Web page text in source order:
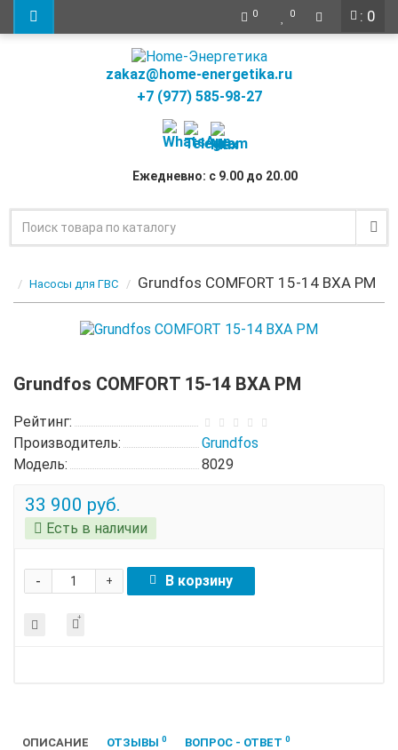
: 0
0 0
zakaz@home-energetika.ru
+7 (977) 585-98-27
Ежедневно: с 9.00 до 20.00
Насосы для ГВС Grundfos COMFORT 15-14 BXA PM
Grundfos COMFORT 15-14 BXA PM
Рейтинг:
Производитель:
Grundfos
Модель:
8029
33 900 руб.
Есть в наличии
+
- В корзину
ОПИСАНИЕ ОТЗЫВЫ 0 ВОПРОС - ОТВЕТ 0